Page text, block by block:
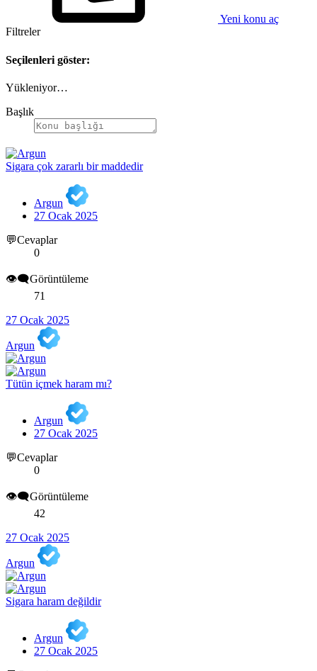
Yeni konu aç
Filtreler
Seçilenleri göster:
Yükleniyor…
Başlık
Sigara çok zararlı bir maddedir
Argun
27 Ocak 2025
💬Cevaplar
0
👁️‍🗨️Görüntüleme
71
27 Ocak 2025
Argun
Tütün içmek haram mı?
Argun
27 Ocak 2025
💬Cevaplar
0
👁️‍🗨️Görüntüleme
42
27 Ocak 2025
Argun
Sigara haram değildir
Argun
27 Ocak 2025